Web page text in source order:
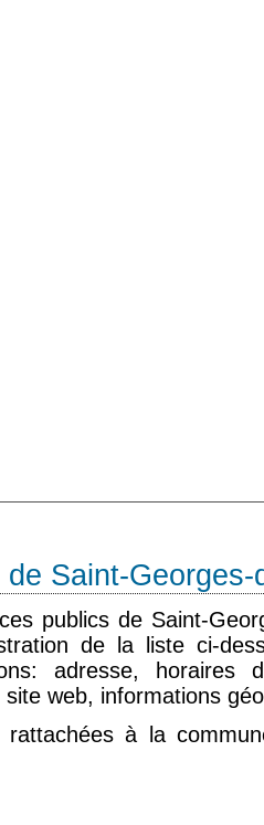
Saint-Georges-
publics de Saint-
de la liste ci-
adresse, horaires
web, informations
rattachées à la